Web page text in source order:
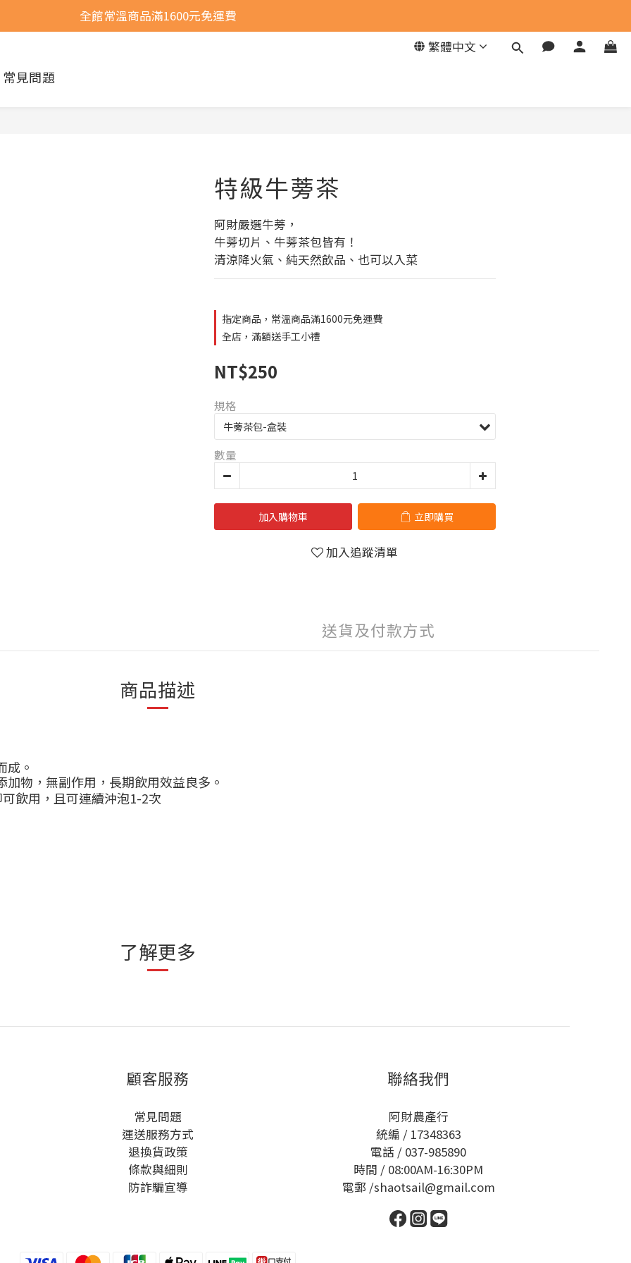
全館常溫商品滿1600元免運費
全館常溫商品滿1600元免運費
繁體中文
常見問題
特級牛蒡茶
阿財嚴選牛蒡，
牛蒡切片、牛蒡茶包皆有！
清涼降火氣、純天然飲品、也可以入菜
指定商品，常溫商品滿1600元免運費
全店，滿額送手工小禮
NT$250
規格
數量
加入購物車 立即購買
加入追蹤清單
送貨及付款方式
商品描述
成。
物，無副作用，長期飲用效益良多。
飲用，且可連續沖泡1-2次
了解更多
顧客服務
常見問題
運送服務方式
退換貨政策
條款與細則
防詐騙宣導
聯絡我們
阿財農產行
統編 / 17348363
電話 / 037-985890
時間 / 08:00AM-16:30PM
電郵 /shaotsail@gmail.com